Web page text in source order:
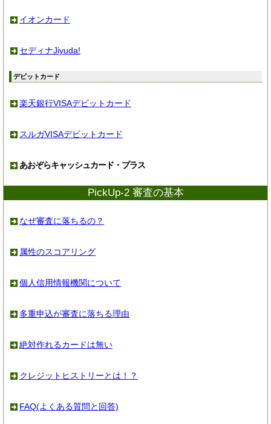
イオンカード
セディナJiyuda!
デビットカード
楽天銀行VISAデビットカード
スルガVISAデビットカード
あおぞらキャッシュカード・プラス
PickUp-2 審査の基本
なぜ審査に落ちるの？
属性のスコアリング
個人信用情報機関について
多重申込が審査に落ちる理由
絶対作れるカードは無い
クレジットヒストリーとは！？
FAQ(よくある質問と回答)